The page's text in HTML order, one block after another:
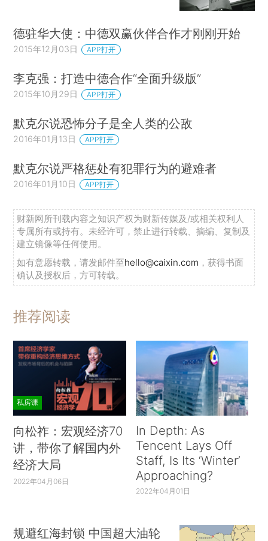
德驻华大使：中德双赢伙伴合作才刚刚开始
2015年12月03日 APP打开
李克强：打造中德合作“全面升级版”
2015年10月29日 APP打开
默克尔说恐怖分子是全人类的公敌
2016年01月13日 APP打开
默克尔说严格惩处有犯罪行为的避难者
2016年01月10日 APP打开
财新网所刊载内容之知识产权为财新传媒及/或相关权利人
专属所有或持有。未经许可，禁止进行转载、摘编、复制及
建立镜像等任何使用。
如有意愿转载，请发邮件至hello@caixin.com ，获得书面
确认及授权后，方可转载。
推荐阅读
私房课
向松祚：宏观经济70
讲，带你了解国内外
经济大局
2022年04月06日
In Depth: As
Tencent Lays Off
Staff, Is Its ‘Winter’
Approaching?
2022年04月01日
规避红海封锁 中国超大油轮